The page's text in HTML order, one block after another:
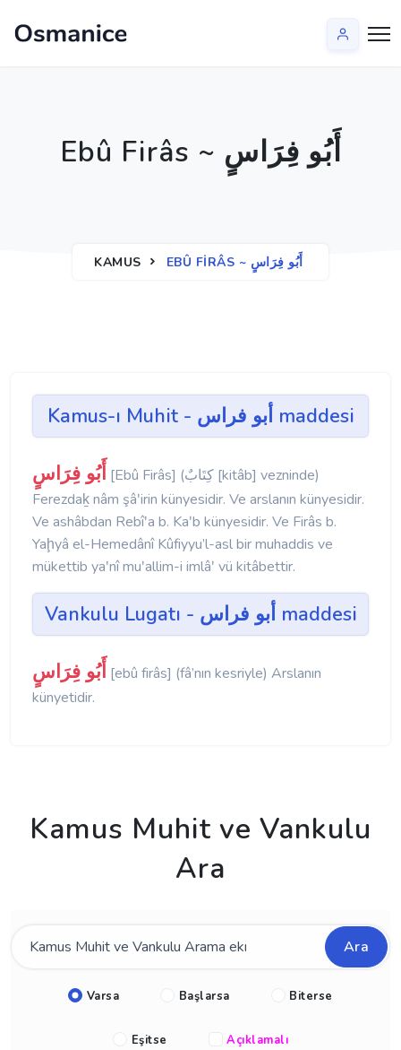
Ebû Firâs ~ أَبُو فِرَاسٍ
KAMUS EBÛ FIRÂS ~ أَبُو فِرَاسٍ
Kamus-ı Muhit - أبو فراس maddesi
أَبُو فِرَاسٍ [Ebû Firâs] (كِتَابٌ [kitâb] vezninde)
Ferezdaḵ nâm şâʹirin künyesidir. Ve arslanın künyesidir.
Ve ashâbdan Rebîʹa b. Kaʹb künyesidir. Ve Firâs b.
Yaḩyâ el-Hemedânî Kûfiyyu’l-asl bir muhaddis ve
mükettib yaʹnî muʹallim-i imlâʹ vü kitâbettir.
Vankulu Lugatı - أبو فراس maddesi
أَبُو فِرَاسٍ [ebû firâs] (fâ’nın kesriyle) Arslanın
künyetidir.
Kamus Muhit ve Vankulu
Ara
Ara
Varsa Başlarsa Biterse
Eşitse Açıklamalı